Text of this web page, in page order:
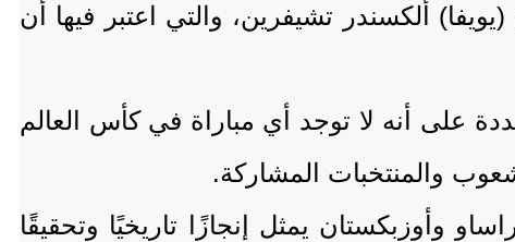
ألكسندر تشيفرين، والتي اعتبر فيها أن
على أنه لا توجد أي مباراة في كأس العالم
والمنتخبات المشاركة.
وأوزبكستان يمثل إنجازًا تاريخيًا وتحقيقًا